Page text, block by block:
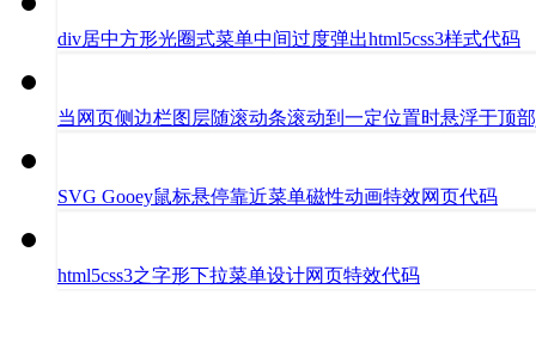
div居中方形光圈式菜单中间过度弹出html5css3样式代码
当网页侧边栏图层随滚动条滚动到一定位置时悬浮于顶
SVG Gooey鼠标悬停靠近菜单磁性动画特效网页代码
html5css3之字形下拉菜单设计网页特效代码